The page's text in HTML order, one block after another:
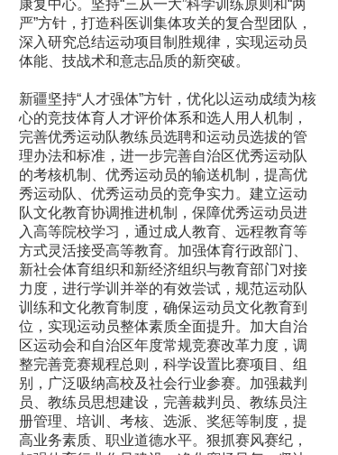
康复中心。坚持“三从一大”科学训练原则和“两
严”方针，打造科医训集体攻关的复合型团队，
深入研究总结运动项目制胜规律，实现运动员
体能、技战术和意志品质的新突破。
新疆坚持“人才强体”方针，优化以运动成绩为核
心的竞技体育人才评价体系和选人用人机制，
完善优秀运动队教练员选聘和运动员选拔的管
理办法和标准，进一步完善自治区优秀运动队
的考核机制、优秀运动员的输送机制，提高优
秀运动队、优秀运动员的竞争实力。建立运动
队文化教育协调推进机制，保障优秀运动员进
入高等院校学习，通过成人教育、远程教育等
方式灵活接受高等教育。加强体育行政部门、
新社会体育组织和新经济组织与教育部门对接
力度，进行学训并举的有效尝试，规范运动队
训练和文化教育制度，确保运动员文化教育到
位，实现运动员整体素质全面提升。加大自治
区运动会和自治区年度常规竞赛改革力度，调
整完善竞赛规程总则，科学设置比赛项目、组
别，广泛吸纳高校及社会行业参赛。加强裁判
员、教练员思想建设，完善裁判员、教练员注
册管理、培训、考核、选派、奖惩等制度，提
高业务素质、职业道德水平。狠抓赛风赛纪，